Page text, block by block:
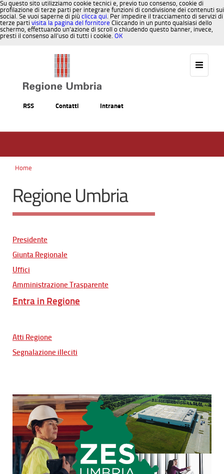
Su questo sito utilizziamo cookie tecnici e, previo tuo consenso, cookie di
profilazione di terze parti per integrare funzioni di condivisione dei contenuti sui
social. Se vuoi saperne di più clicca qui. Per impedire il tracciamento di servizi di
terze parti visita la pagina del fornitore Cliccando in un punto qualsiasi dello
schermo, effettuando un’azione di scroll o chiudendo questo banner, invece,
presti il consenso all’uso di tutti i cookie. OK
RSS Contatti Intranet
Home
Presidente
Giunta Regionale
Uffici
Amministrazione Trasparente
Entra in Regione
Atti Regione
Segnalazione illeciti